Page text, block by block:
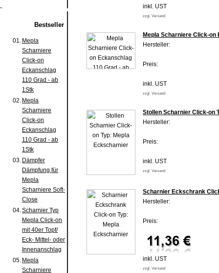
Bestseller
01. Mepla
Scharniere
Click-on
Eckanschlag
110 Grad - ab
1Stk
02. Mepla
Scharniere
Click-on
Eckanschlag
110 Grad - ab
1Stk
03. Dämpfer
Dämpfung für
Mepla
Scharniere Soft-
Close
04.Scharnier Typ
Mepla Click-on
mit 40er Topf/
Eck- Mittel- oder
Innenanschlag
05. Mepla
Scharniere
inkl. UST
zzgl. Versand
Mepla Scharniere Click-on
Hersteller:
Preis:
inkl. UST
zzgl. Versand
Stollen Scharnier Click-on
Hersteller:
Preis:
inkl. UST
zzgl. Versand
Scharnier Eckschrank
Hersteller:
Preis:
inkl. UST
zzgl. Versand